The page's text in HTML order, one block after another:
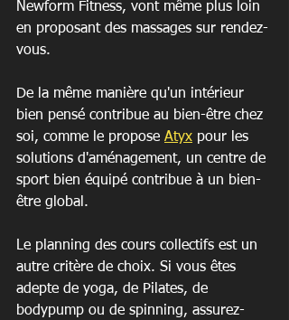
Newform Fitness, vont même plus loin
en proposant des massages sur rendez-
vous.
De la même manière qu'un intérieur
bien pensé contribue au bien-être chez
soi, comme le propose Atyx pour les
solutions d'aménagement, un centre de
sport bien équipé contribue à un bien-
être global.
Le planning des cours collectifs est un
autre critère de choix. Si vous êtes
adepte de yoga, de Pilates, de
bodypump ou de spinning, assurez-